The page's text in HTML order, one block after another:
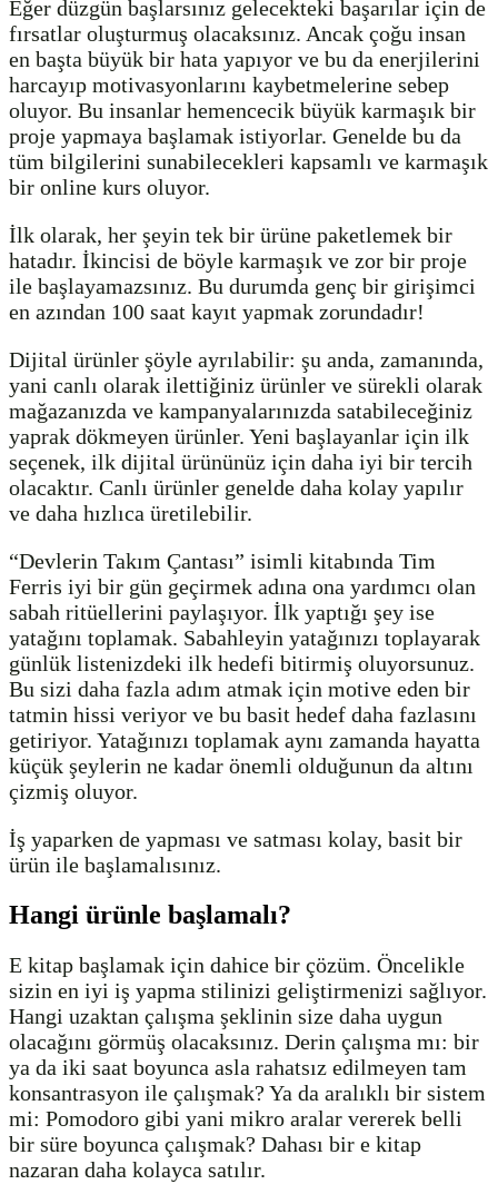
Eğer düzgün başlarsınız gelecekteki başarılar için de
fırsatlar oluşturmuş olacaksınız. Ancak çoğu insan
en başta büyük bir hata yapıyor ve bu da enerjilerini
harcayıp motivasyonlarını kaybetmelerine sebep
oluyor. Bu insanlar hemencecik büyük karmaşık bir
proje yapmaya başlamak istiyorlar. Genelde bu da
tüm bilgilerini sunabilecekleri kapsamlı ve karmaşık
bir online kurs oluyor.
İlk olarak, her şeyin tek bir ürüne paketlemek bir
hatadır. İkincisi de böyle karmaşık ve zor bir proje
ile başlayamazsınız. Bu durumda genç bir girişimci
en azından 100 saat kayıt yapmak zorundadır!
Dijital ürünler şöyle ayrılabilir: şu anda, zamanında,
yani canlı olarak ilettiğiniz ürünler ve sürekli olarak
mağazanızda ve kampanyalarınızda satabileceğiniz
yaprak dökmeyen ürünler. Yeni başlayanlar için ilk
seçenek, ilk dijital ürününüz için daha iyi bir tercih
olacaktır. Canlı ürünler genelde daha kolay yapılır
ve daha hızlıca üretilebilir.
“Devlerin Takım Çantası” isimli kitabında Tim
Ferris iyi bir gün geçirmek adına ona yardımcı olan
sabah ritüellerini paylaşıyor. İlk yaptığı şey ise
yatağını toplamak. Sabahleyin yatağınızı toplayarak
günlük listenizdeki ilk hedefi bitirmiş oluyorsunuz.
Bu sizi daha fazla adım atmak için motive eden bir
tatmin hissi veriyor ve bu basit hedef daha fazlasını
getiriyor. Yatağınızı toplamak aynı zamanda hayatta
küçük şeylerin ne kadar önemli olduğunun da altını
çizmiş oluyor.
İş yaparken de yapması ve satması kolay, basit bir
ürün ile başlamalısınız.
Hangi ürünle başlamalı?
E kitap başlamak için dahice bir çözüm. Öncelikle
sizin en iyi iş yapma stilinizi geliştirmenizi sağlıyor.
Hangi uzaktan çalışma şeklinin size daha uygun
olacağını görmüş olacaksınız. Derin çalışma mı: bir
ya da iki saat boyunca asla rahatsız edilmeyen tam
konsantrasyon ile çalışmak? Ya da aralıklı bir sistem
mi: Pomodoro gibi yani mikro aralar vererek belli
bir süre boyunca çalışmak? Dahası bir e kitap
nazaran daha kolayca satılır.